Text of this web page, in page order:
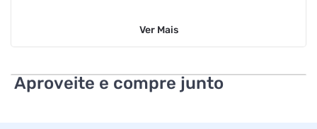
Ver Mais
Aproveite e compre junto